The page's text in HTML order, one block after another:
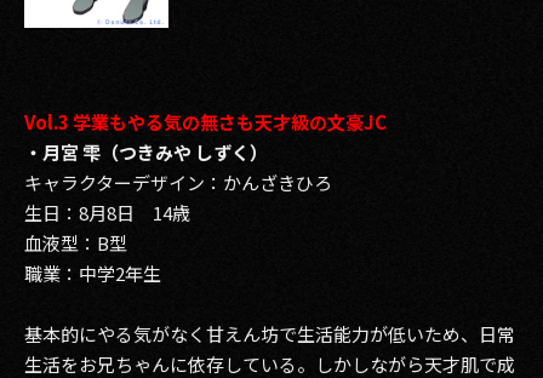
Vol.3 学業もやる気の無さも天才級の文豪JC
・月宮 雫（つきみや しずく）
キャラクターデザイン：かんざきひろ
生日：8月8日 14歳
血液型：B型
職業：中学2年生
基本的にやる気がなく甘えん坊で生活能力が低いため、日常
生活をお兄ちゃんに依存している。しかしながら天才肌で成